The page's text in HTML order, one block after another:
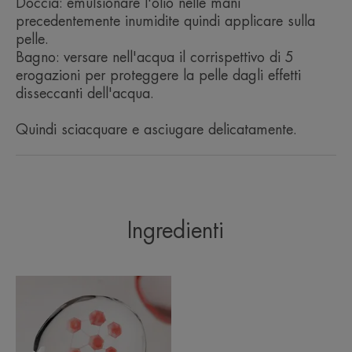
Formulato senza profumo per ridurre al minimo il
rischio di reazioni allergiche, questo Olio
Detergente non brucia gli occhi ed è ideale per la
pelle delicata di neonati, bambini e adulti.
Il trattamento detergente
liporestitutivo. Senza sapone e
con pH fisiologico.
Doccia: emulsionare l'olio nelle mani
precedentemente inumidite quindi applicare sulla
pelle.
Bagno: versare nell'acqua il corrispettivo di 5
erogazioni per proteggere la pelle dagli effetti
disseccanti dell'acqua.
Quindi sciacquare e asciugare delicatamente.
Ingredienti